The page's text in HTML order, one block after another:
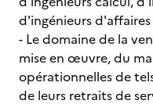
d'ingénieurs
- Le domaine de la
mise en œuvre, du
opérationnelles de
de leurs retraits de